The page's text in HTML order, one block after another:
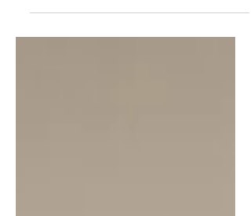
pour apaiser votre stress et
retrouver...